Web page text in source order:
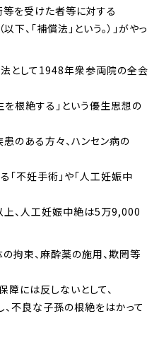
を受けた者等に対する
、「補償法」という。）」がやっ
として1948年衆参両院の全会
根絶する」という優生思想の
のある方々、ハンセン病の
「不妊手術」や「人工妊娠中
、人工妊娠中絶は5万9,000
の拘束、麻酔薬の施用、欺罔等
障には反しないとして、
不良な子孫の根絶をはかって